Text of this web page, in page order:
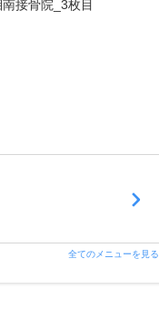
全てのメニューを見る